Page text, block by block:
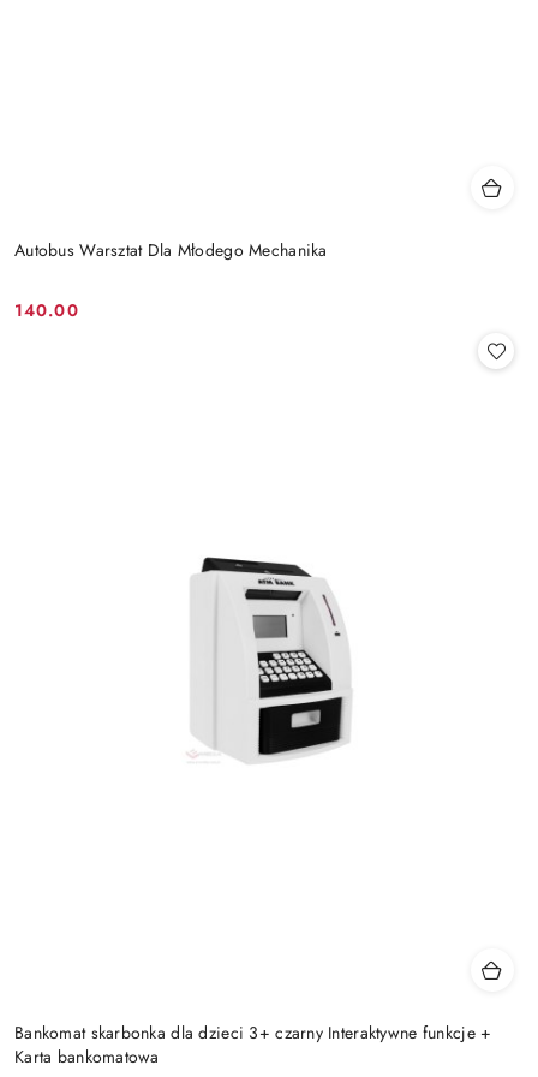
Autobus Warsztat Dla Młodego Mechanika
Cena:
140.00
Bankomat skarbonka dla dzieci 3+ czarny Interaktywne funkcje +
Karta bankomatowa